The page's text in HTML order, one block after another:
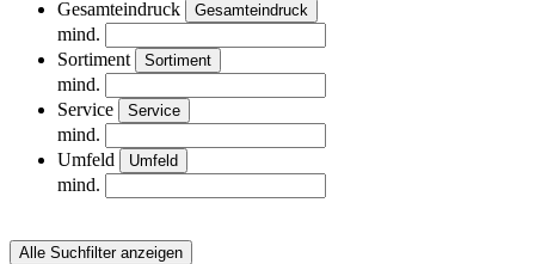
Gesamteindruck Gesamteindruck
mind.
Sortiment
Sortiment
mind.
Service
Service
mind.
Umfeld
Umfeld
mind.
Alle Suchfilter anzeigen